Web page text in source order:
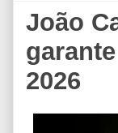
João
2026